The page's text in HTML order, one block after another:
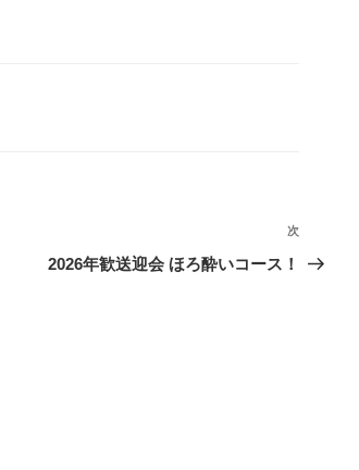
の
次
2026年歓送迎会 ほろ酔いコース！